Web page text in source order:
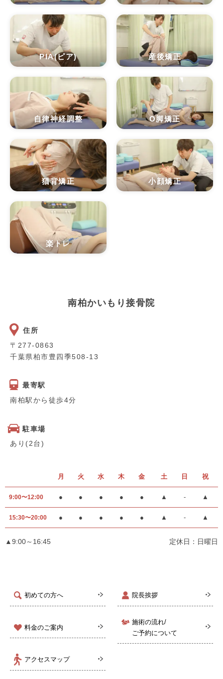
PIA(ピア) 産後矯正
自律神経調整 O脚矯正
猫背矯正 小顔矯正
楽トレ
初めての方へ 院長挨拶
料金のご案内
施術の流れ/
ご予約について
アクセスマップ
南柏かいもり接骨院
住所
〒277-0863
千葉県柏市豊四季508-13
最寄駅
南柏駅から徒歩4分
駐車場
あり(2台)
月 火 水 木 金 土 日 祝
9:00〜12:00 ● ● ● ● ● ▲ - ▲
15:30〜20:00 ● ● ● ● ● ▲ - ▲
▲9:00～16:45 定休日：日曜日